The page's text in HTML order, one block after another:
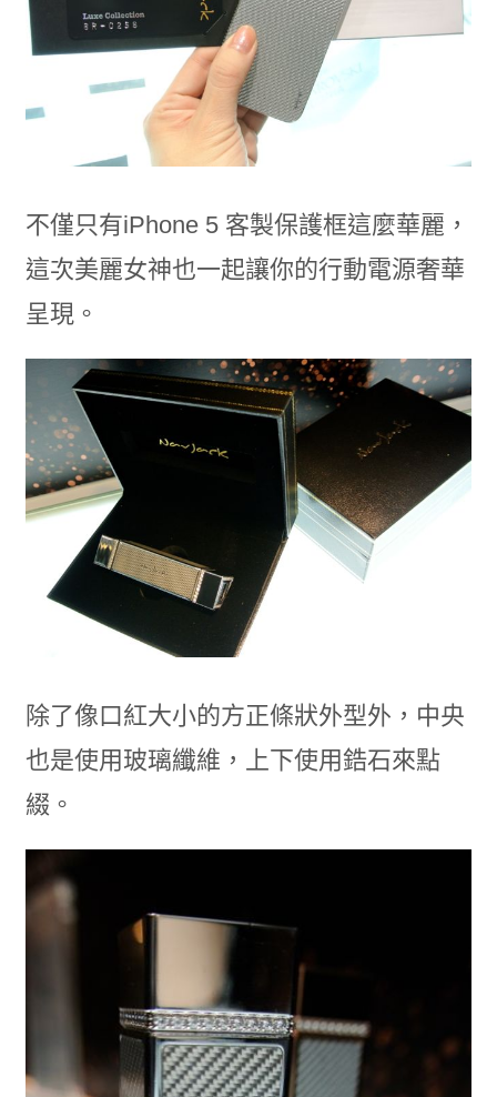
不僅只有iPhone 5 客製保護框這麼華麗，
這次美麗女神也一起讓你的行動電源奢華
呈現。
除了像口紅大小的方正條狀外型外，中央
也是使用玻璃纖維，上下使用鋯石來點
綴。